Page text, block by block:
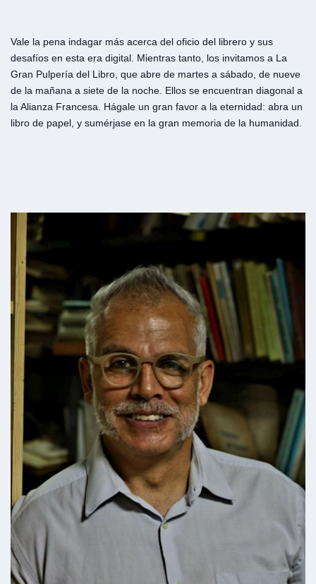
Vale la pena indagar más acerca del oficio del librero y sus
desafíos en esta era digital. Mientras tanto, los invitamos a La
Gran Pulpería del Libro, que abre de martes a sábado, de nueve
de la mañana a siete de la noche. Ellos se encuentran diagonal a
la Alianza Francesa. Hágale un gran favor a la eternidad: abra un
libro de papel, y sumérjase en la gran memoria de la humanidad.